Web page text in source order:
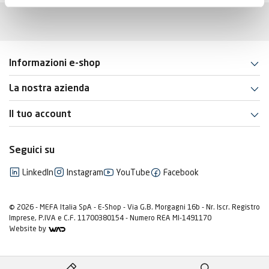
Informazioni e-shop
La nostra azienda
Il tuo account
Seguici su
LinkedIn Instagram YouTube Facebook
© 2026 - MEFA Italia SpA - E-Shop - Via G.B. Morgagni 16b - Nr. Iscr. Registro
Imprese, P.IVA e C.F. 11700380154 - Numero REA MI-1491170
Website by